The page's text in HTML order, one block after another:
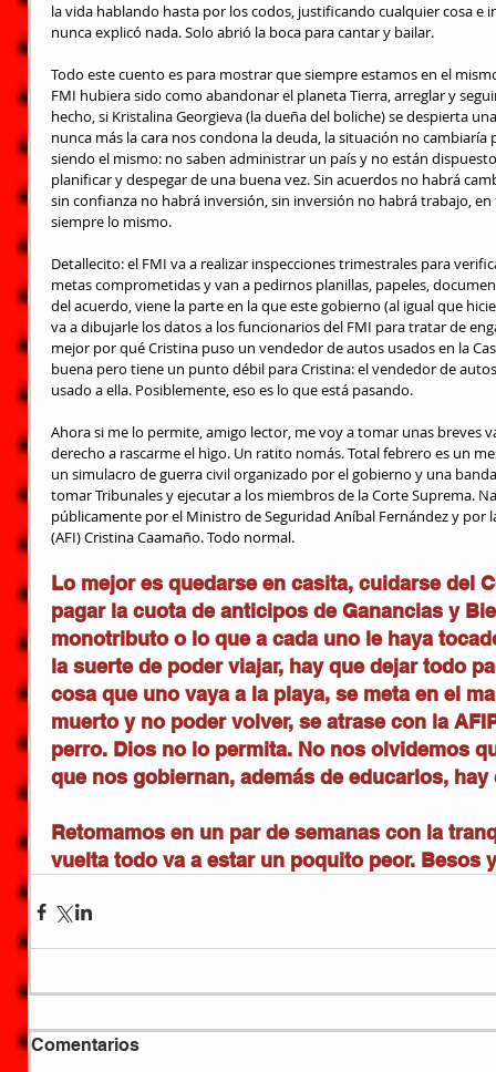
la vida hablando hasta por los codos, justificando cualquier cosa
nunca explicó nada. Solo abrió la boca para cantar y bailar.
Todo este cuento es para mostrar que siempre estamos en el
FMI hubiera sido como abandonar el planeta Tierra, arreglar y
hecho, si Kristalina Georgieva (la dueña del boliche) se despierta
nunca más la cara nos condona la deuda, la situación no
siendo el mismo: no saben administrar un país y no están
planificar y despegar de una buena vez. Sin acuerdos no habrá
sin confianza no habrá inversión, sin inversión no habrá trabajo,
siempre lo mismo.
Detallecito: el FMI va a realizar inspecciones trimestrales para
metas comprometidas y van a pedirnos planillas, papeles,
del acuerdo, viene la parte en la que este gobierno (al igual que
va a dibujarle los datos a los funcionarios del FMI para tratar de
mejor por qué Cristina puso un vendedor de autos usados en la
buena pero tiene un punto débil para Cristina: el vendedor de
usado a ella. Posiblemente, eso es lo que está pasando.
Ahora si me lo permite, amigo lector, me voy a tomar unas breves
derecho a rascarme el higo. Un ratito nomás. Total febrero es un
un simulacro de guerra civil organizado por el gobierno y una
tomar Tribunales y ejecutar a los miembros de la Corte Suprema.
públicamente por el Ministro de Seguridad Aníbal Fernández y por
(AFI) Cristina Caamaño. Todo normal.
Lo mejor es quedarse en casita, cuidarse del
pagar la cuota de anticipos de Ganancias y
monotributo o lo que a cada uno le haya
la suerte de poder viajar, hay que dejar todo
cosa que uno vaya a la playa, se meta en el
muerto y no poder volver, se atrase con la
perro. Dios no lo permita. No nos olvidemos
que nos gobiernan, además de educarlos,
Retomamos en un par de semanas con la
vuelta todo va a estar un poquito peor. Besos
Comentarios